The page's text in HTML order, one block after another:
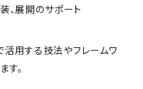
、展開のサポート
活用する技法やフレームワ
す。